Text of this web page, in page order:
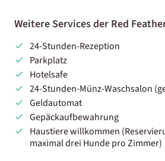
Weitere Services der Red
24-Stunden-Rezeption
Parkplatz
Hotelsafe
24-Stunden-Münz-Waschsalon
Geldautomat
Gepäckaufbewahrung
Haustiere willkommen
maximal drei Hunde pro Zimmer)